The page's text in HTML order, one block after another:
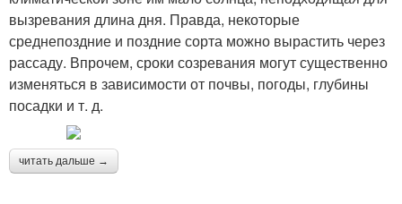
вызревания длина дня. Правда, некоторые
среднепоздние и поздние сорта можно вырастить через
рассаду. Впрочем, сроки созревания могут существенно
изменяться в зависимости от почвы, погоды, глубины
посадки и т. д.
читать дальше →